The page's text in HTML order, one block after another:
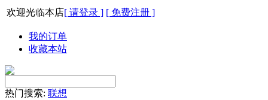
欢迎光临本店[ 请登录 ] [ 免费注册 ]
我的订单
收藏本站
热门搜索: 联想